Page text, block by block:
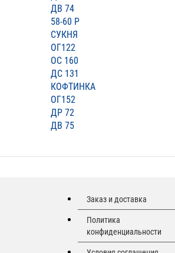
ДВ 74
58-60 Р
СУКНЯ
ОГ122
ОС 160
ДС 131
КОФТИНКА
ОГ152
ДР 72
ДВ 75
Заказ и доставка
Политика
конфиденциальности